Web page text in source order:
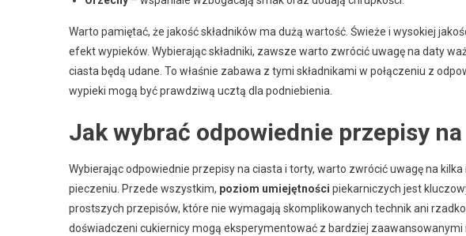
Warto pamiętać, że jakość składników ma dużą wartość. Świeże i wysokiej
efekt wypieków. Wybierając składniki, zawsze warto zwrócić uwagę na daty
ciasta będą udane. To właśnie zabawa z tymi składnikami w połączeniu z
wypieki mogą być prawdziwą ucztą dla podniebienia.
Jak wybrać odpowiednie przepisy
Wybierając odpowiednie przepisy na ciasta i torty, warto zwrócić uwagę na
pieczeniu. Przede wszystkim, poziom umiejętności piekarniczych jest
prostszych przepisów, które nie wymagają skomplikowanych technik ani
doświadczeni cukiernicy mogą eksperymentować z bardziej zaawansowanymi